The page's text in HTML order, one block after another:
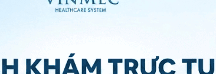
có thể có biểu hiện vàng da và mắt,
mất ngon miệng, tiểu sẫm màu và
tự miễn có thể tiến triển đến xơ gan.
bệnh viêm gan tự miễn?